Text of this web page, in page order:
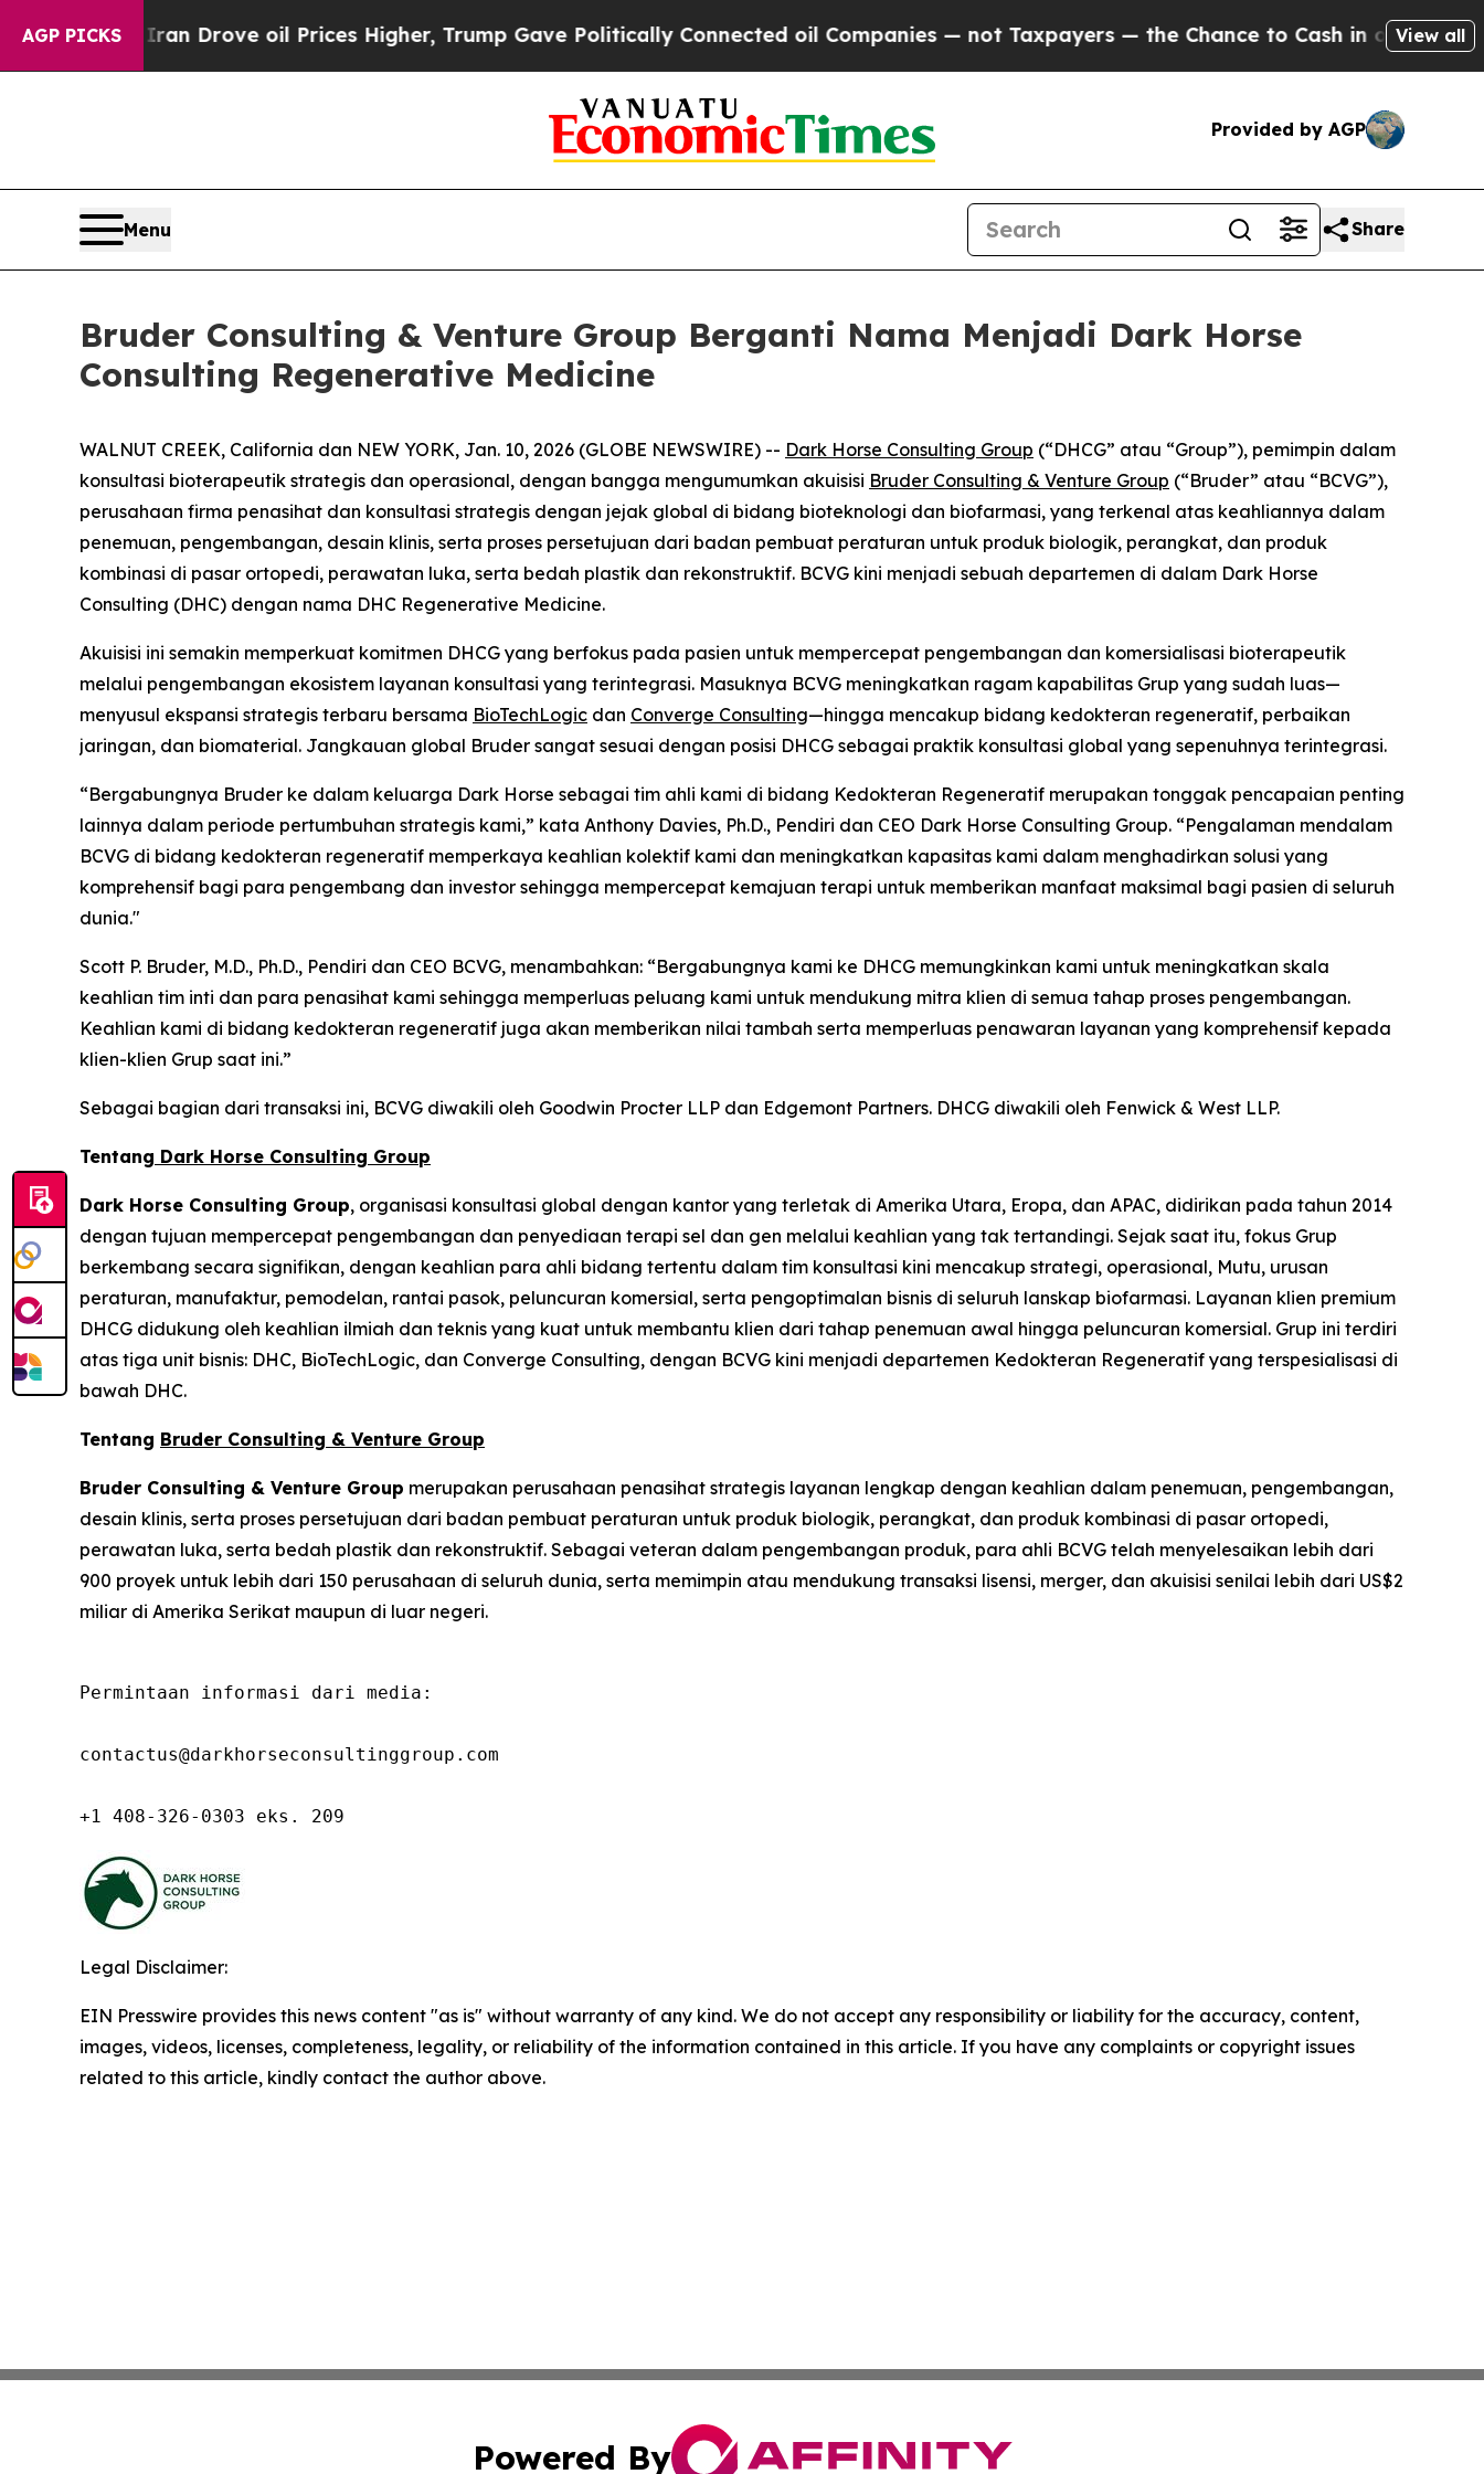
AGP PICKS
With Iran Drove oil Prices Higher, Trump Gave Politically Connected oil Companies — not Taxpayers — the Chance to Cash in on PubliclyView all
Provided by AGP
Menu Share
Bruder Consulting & Venture Group Berganti Nama Menjadi Dark Horse
Consulting Regenerative Medicine
WALNUT CREEK, California dan NEW YORK, Jan. 10, 2026 (GLOBE NEWSWIRE) -- Dark Horse Consulting Group (“DHCG” atau “Group”), pemimpin dalam
konsultasi bioterapeutik strategis dan operasional, dengan bangga mengumumkan akuisisi Bruder Consulting & Venture Group (“Bruder” atau “BCVG”),
perusahaan firma penasihat dan konsultasi strategis dengan jejak global di bidang bioteknologi dan biofarmasi, yang terkenal atas keahliannya dalam
penemuan, pengembangan, desain klinis, serta proses persetujuan dari badan pembuat peraturan untuk produk biologik, perangkat, dan produk
kombinasi di pasar ortopedi, perawatan luka, serta bedah plastik dan rekonstruktif. BCVG kini menjadi sebuah departemen di dalam Dark Horse
Consulting (DHC) dengan nama DHC Regenerative Medicine.
Akuisisi ini semakin memperkuat komitmen DHCG yang berfokus pada pasien untuk mempercepat pengembangan dan komersialisasi bioterapeutik
melalui pengembangan ekosistem layanan konsultasi yang terintegrasi. Masuknya BCVG meningkatkan ragam kapabilitas Grup yang sudah luas—
menyusul ekspansi strategis terbaru bersama BioTechLogic dan Converge Consulting—hingga mencakup bidang kedokteran regeneratif, perbaikan
jaringan, dan biomaterial. Jangkauan global Bruder sangat sesuai dengan posisi DHCG sebagai praktik konsultasi global yang sepenuhnya terintegrasi.
“Bergabungnya Bruder ke dalam keluarga Dark Horse sebagai tim ahli kami di bidang Kedokteran Regeneratif merupakan tonggak pencapaian penting
lainnya dalam periode pertumbuhan strategis kami,” kata Anthony Davies, Ph.D., Pendiri dan CEO Dark Horse Consulting Group. “Pengalaman mendalam
BCVG di bidang kedokteran regeneratif memperkaya keahlian kolektif kami dan meningkatkan kapasitas kami dalam menghadirkan solusi yang
komprehensif bagi para pengembang dan investor sehingga mempercepat kemajuan terapi untuk memberikan manfaat maksimal bagi pasien di seluruh
dunia."
Scott P. Bruder, M.D., Ph.D., Pendiri dan CEO BCVG, menambahkan: “Bergabungnya kami ke DHCG memungkinkan kami untuk meningkatkan skala
keahlian tim inti dan para penasihat kami sehingga memperluas peluang kami untuk mendukung mitra klien di semua tahap proses pengembangan.
Keahlian kami di bidang kedokteran regeneratif juga akan memberikan nilai tambah serta memperluas penawaran layanan yang komprehensif kepada
klien-klien Grup saat ini.”
Sebagai bagian dari transaksi ini, BCVG diwakili oleh Goodwin Procter LLP dan Edgemont Partners. DHCG diwakili oleh Fenwick & West LLP.
Tentang Dark Horse Consulting Group
Dark Horse Consulting Group, organisasi konsultasi global dengan kantor yang terletak di Amerika Utara, Eropa, dan APAC, didirikan pada tahun 2014
dengan tujuan mempercepat pengembangan dan penyediaan terapi sel dan gen melalui keahlian yang tak tertandingi. Sejak saat itu, fokus Grup
berkembang secara signifikan, dengan keahlian para ahli bidang tertentu dalam tim konsultasi kini mencakup strategi, operasional, Mutu, urusan
peraturan, manufaktur, pemodelan, rantai pasok, peluncuran komersial, serta pengoptimalan bisnis di seluruh lanskap biofarmasi. Layanan klien premium
DHCG didukung oleh keahlian ilmiah dan teknis yang kuat untuk membantu klien dari tahap penemuan awal hingga peluncuran komersial. Grup ini terdiri
atas tiga unit bisnis: DHC, BioTechLogic, dan Converge Consulting, dengan BCVG kini menjadi departemen Kedokteran Regeneratif yang terspesialisasi di
bawah DHC.
Tentang Bruder Consulting & Venture Group
Bruder Consulting & Venture Group merupakan perusahaan penasihat strategis layanan lengkap dengan keahlian dalam penemuan, pengembangan,
desain klinis, serta proses persetujuan dari badan pembuat peraturan untuk produk biologik, perangkat, dan produk kombinasi di pasar ortopedi,
perawatan luka, serta bedah plastik dan rekonstruktif. Sebagai veteran dalam pengembangan produk, para ahli BCVG telah menyelesaikan lebih dari
900 proyek untuk lebih dari 150 perusahaan di seluruh dunia, serta memimpin atau mendukung transaksi lisensi, merger, dan akuisisi senilai lebih dari US$2
miliar di Amerika Serikat maupun di luar negeri.
Permintaan informasi dari media:
contactus@darkhorseconsultinggroup.com
+1 408-326-0303 eks. 209
Legal Disclaimer:
EIN Presswire provides this news content "as is" without warranty of any kind. We do not accept any responsibility or liability for the accuracy, content,
images, videos, licenses, completeness, legality, or reliability of the information contained in this article. If you have any complaints or copyright issues
related to this article, kindly contact the author above.
Powered By